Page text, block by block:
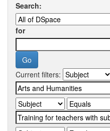
Search:
for
Current filters: